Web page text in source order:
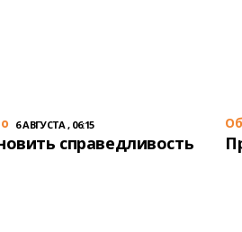
6 АВГУСТА , 06:15
справедливость